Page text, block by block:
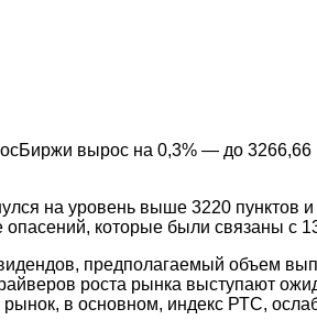
вырос на 0,3% — до 3266,66
на уровень выше 3220 пунктов
которые были связаны с
предполагаемый объем
роста рынка выступают
в основном, индекс РТС,